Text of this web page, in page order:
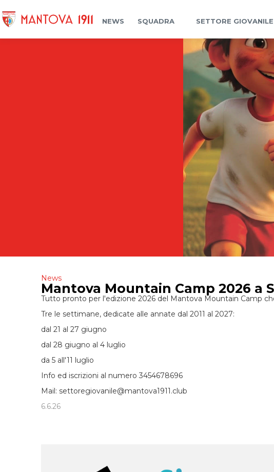
NEWS SQUADRA SETTORE GIOVANILE
News
Mantova Mountain Camp 2026 a
Tutto pronto per l'edizione 2026 del Mantova Mountain Camp
Tre le settimane, dedicate alle annate dal 2011 al 2027:
dal 21 al 27 giugno
dal 28 giugno al 4 luglio
da 5 all'11 luglio
Info ed iscrizioni al numero 3454678696
Mail: settoregiovanile@mantova1911.club
6.6.26